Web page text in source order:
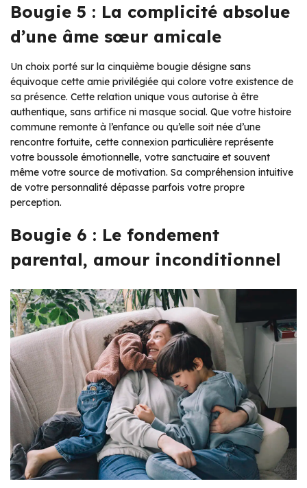
Bougie 5 : La complicité absolue
d’une âme sœur amicale
Un choix porté sur la cinquième bougie désigne sans
équivoque cette amie privilégiée qui colore votre existence de
sa présence. Cette relation unique vous autorise à être
authentique, sans artifice ni masque social. Que votre histoire
commune remonte à l’enfance ou qu’elle soit née d’une
rencontre fortuite, cette connexion particulière représente
votre boussole émotionnelle, votre sanctuaire et souvent
même votre source de motivation. Sa compréhension intuitive
de votre personnalité dépasse parfois votre propre
perception.
Bougie 6 : Le fondement
parental, amour inconditionnel